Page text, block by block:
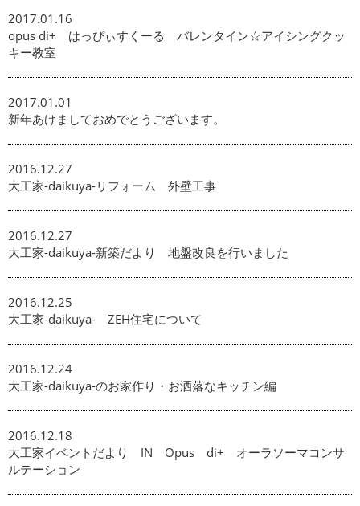
2017.01.16
opus di+ はっぴぃすくーる バレンタイン☆アイシングクッ
キー教室
2017.01.01
新年あけましておめでとうございます。
2016.12.27
大工家-daikuya-リフォーム 外壁工事
2016.12.27
大工家-daikuya-新築だより 地盤改良を行いました
2016.12.25
大工家-daikuya- ZEH住宅について
2016.12.24
大工家-daikuya-のお家作り・お洒落なキッチン編
2016.12.18
大工家イベントだより IN Opus di+ オーラソーマコンサ
ルテーション